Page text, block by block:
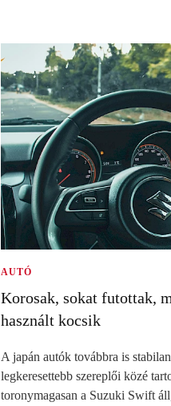
AUTÓ
Korosak, sokat futottak,
használt kocsik
A japán autók továbbra is
legkeresettebb szereplői közé
toronymagasan a Suzuki Swift